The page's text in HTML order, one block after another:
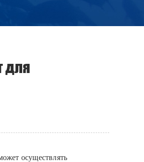
для
осуществлять